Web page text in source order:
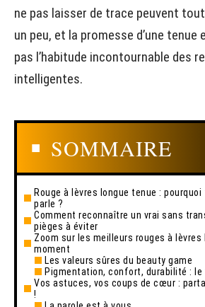
ne pas laisser de trace peuvent
un peu, et la promesse d’une tenue
pas l’habitude incontournable des
intelligentes.
SOMMAIRE
Rouge à lèvres longue tenue :
parle ?
Comment reconnaître un vrai sans
pièges à éviter
Zoom sur les meilleurs rouges à lèvres
moment
Les valeurs sûres du beauty game
Pigmentation, confort, durabilité : le
Vos astuces, vos coups de cœur :
!